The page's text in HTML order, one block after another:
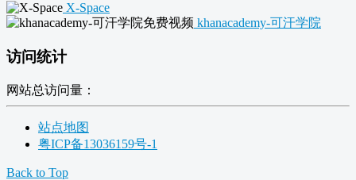
X-Space
khanacademy-可汗学院
访问统计
网站总访问量：
站点地图
粤ICP备13036159号-1
Back to Top